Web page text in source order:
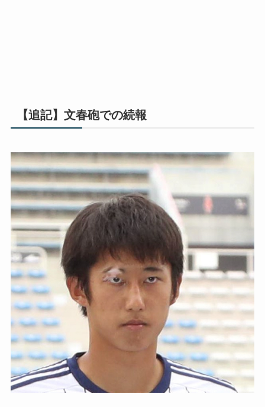
【追記】文春砲での続報